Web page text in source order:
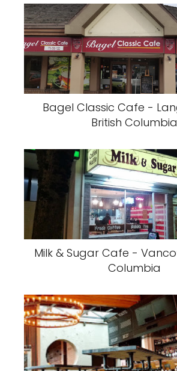
Bagel Classic Cafe -
British Columbia
Milk & Sugar Cafe -
Columbia